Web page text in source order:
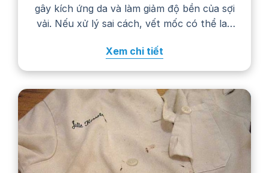
gây kích ứng da và làm giảm độ bền của sợi
vải. Nếu xử lý sai cách, vết mốc có thể lan
nhanh hư hỏng. Trong bài viết…
Xem chi tiết